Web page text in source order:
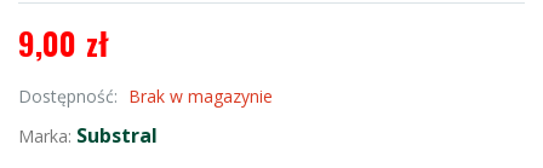
9,00 zł
Dostępność: Brak w magazynie
Marka: Substral